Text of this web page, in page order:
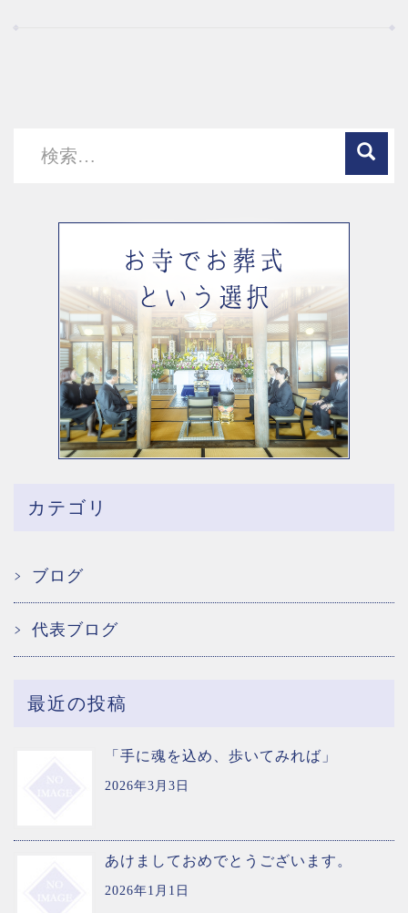
カテゴリ
ブログ
代表ブログ
最近の投稿
「手に魂を込め、歩いてみれば」
2026年3月3日
あけましておめでとうございます。
2026年1月1日